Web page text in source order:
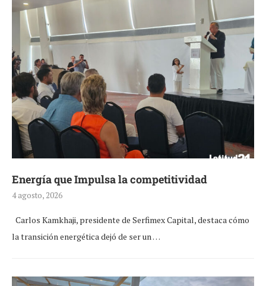
Energía que Impulsa la competitividad
4 agosto, 2026
Carlos Kamkhaji, presidente de Serfimex Capital, destaca cómo
la transición energética dejó de ser un …